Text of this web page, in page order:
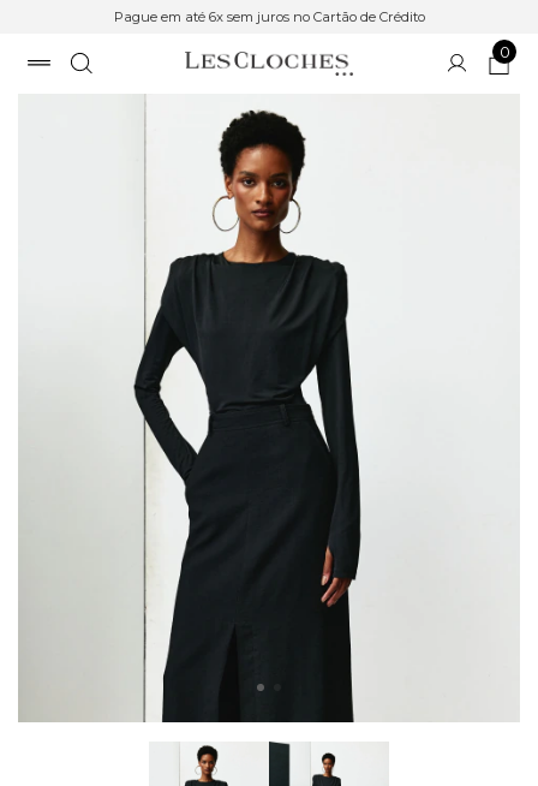
Pague em até 6x sem juros no Cartão de Crédito
0